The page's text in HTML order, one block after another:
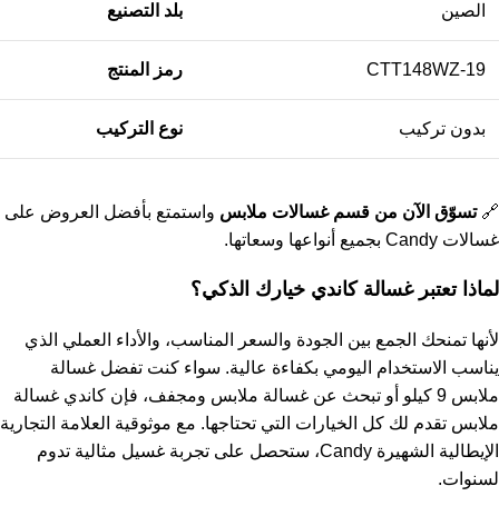
الصين بلد التصنيع
CTT148WZ-19 رمز المنتج
بدون تركيب نوع التركيب
🔗تسوّق الآن من قسمغسالات ملابس واستمتع بأفضل العروض على
غسالات Candy بجميع أنواعها وسعاتها.
لماذا تعتبر غسالة كاندي خيارك الذكي؟
لأنها تمنحك الجمع بين الجودة والسعر المناسب، والأداء العملي الذي
يناسب الاستخدام اليومي بكفاءة عالية. سواء كنت تفضل غسالة
ملابس 9 كيلو أو تبحث عن غسالة ملابس ومجفف، فإن كاندي غسالة
ملابس تقدم لك كل الخيارات التي تحتاجها. مع موثوقية العلامة التجارية
الإيطالية الشهيرة Candy، ستحصل على تجربة غسيل مثالية تدوم
لسنوات.